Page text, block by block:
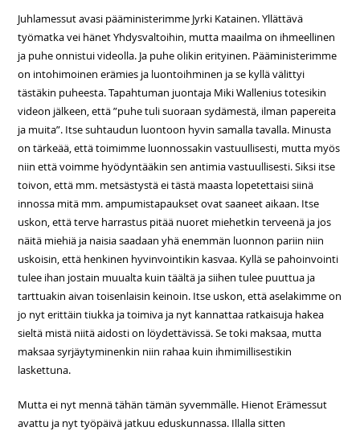
Juhlamessut avasi pääministerimme Jyrki Katainen. Yllättävä
työmatka vei hänet Yhdysvaltoihin, mutta maailma on ihmeellinen
ja puhe onnistui videolla. Ja puhe olikin erityinen. Pääministerimme
on intohimoinen erämies ja luontoihminen ja se kyllä välittyi
tästäkin puheesta. Tapahtuman juontaja Miki Wallenius totesikin
videon jälkeen, että ”puhe tuli suoraan sydämestä, ilman papereita
ja muita”. Itse suhtaudun luontoon hyvin samalla tavalla. Minusta
on tärkeää, että toimimme luonnossakin vastuullisesti, mutta myös
niin että voimme hyödyntääkin sen antimia vastuullisesti. Siksi itse
toivon, että mm. metsästystä ei tästä maasta lopetettaisi siinä
innossa mitä mm. ampumistapaukset ovat saaneet aikaan. Itse
uskon, että terve harrastus pitää nuoret miehetkin terveenä ja jos
näitä miehiä ja naisia saadaan yhä enemmän luonnon pariin niin
uskoisin, että henkinen hyvinvointikin kasvaa. Kyllä se pahoinvointi
tulee ihan jostain muualta kuin täältä ja siihen tulee puuttua ja
tarttuakin aivan toisenlaisin keinoin. Itse uskon, että aselakimme on
jo nyt erittäin tiukka ja toimiva ja nyt kannattaa ratkaisuja hakea
sieltä mistä niitä aidosti on löydettävissä. Se toki maksaa, mutta
maksaa syrjäytyminenkin niin rahaa kuin ihmimillisestikin
laskettuna.
Mutta ei nyt mennä tähän tämän syvemmälle. Hienot Erämessut
avattu ja nyt työpäivä jatkuu eduskunnassa. Illalla sitten